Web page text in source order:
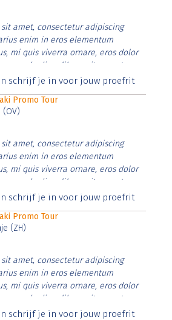
amet, consectetur adipiscing
enim in eros elementum
mi quis viverra ornare, eros dolor
diam libero vitae erat.
et justo cursus id rutrum lorem
schrijf je in voor jouw proefrit
Promo Tour
(OV)
amet, consectetur adipiscing
enim in eros elementum
mi quis viverra ornare, eros dolor
diam libero vitae erat.
et justo cursus id rutrum lorem
schrijf je in voor jouw proefrit
Promo Tour
(ZH)
amet, consectetur adipiscing
enim in eros elementum
mi quis viverra ornare, eros dolor
diam libero vitae erat.
et justo cursus id rutrum lorem
schrijf je in voor jouw proefrit